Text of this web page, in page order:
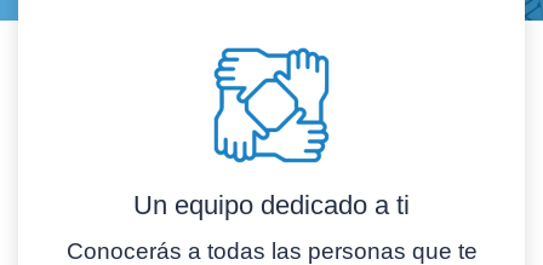
Un equipo dedicado a ti
Conocerás a todas las personas que te